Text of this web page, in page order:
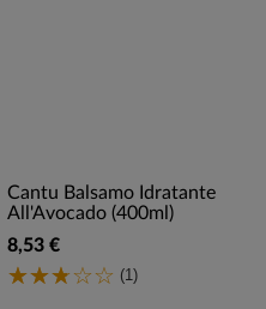
Cantu Balsamo Idratante
All'Avocado (400ml)
8,53 €
(1)